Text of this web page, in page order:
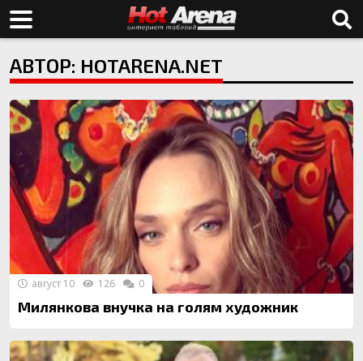
АВТОР: HOTARENA.NET
Милянкова внучка на голям художник
август 10 126 0